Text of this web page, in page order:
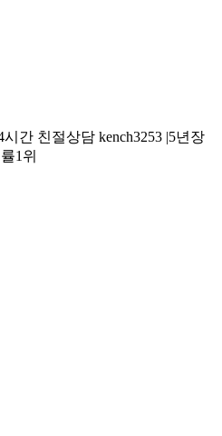
간 친절상담 kench3253 |5년장
1위